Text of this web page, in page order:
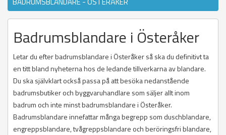
Badrumsblandare i Österåker
Letar du efter badrumsblandare i Österåker så ska du definitivt ta
en titt bland nyheterna hos de ledande tillverkarna av blandare.
Du ska självklart också passa på att besöka nedanstående
badrumsbutiker och byggvaruhandlare som säljer allt inom
badrum och inte minst badrumsblandare i Österåker.
Badrumsblandare innefattar många begrepp som duschblandare,
engreppsblandare, tvågreppsblandare och beröringsfri blandare,